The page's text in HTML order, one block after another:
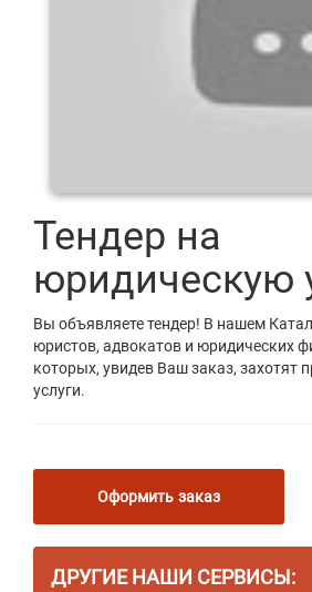
Тендер на
юридическую
Вы объявляете тендер! В нашем
юристов, адвокатов и юридических
которых, увидев Ваш заказ, захотят
услуги.
Оформить заказ
ДРУГИЕ НАШИ СЕРВИСЫ: